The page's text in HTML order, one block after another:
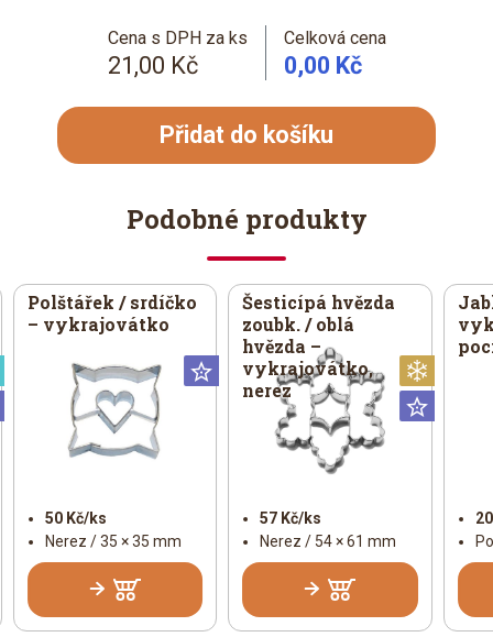
Cena s DPH za ks
21,00 Kč
Celková cena
0,00 Kč
Přidat do košíku
Podobné produkty
Universální
Polštářek / srdíčko
– vykrajovátko
50 Kč/ks
Nerez / 35 × 35 mm
Šesticípá hvězda
zoubk. / oblá
hvězda –
vykrajovátko,
nerez
57 Kč/ks
Nerez / 54 × 61 mm
Speciální
Universální